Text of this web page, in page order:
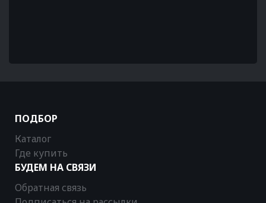
ПОДБОР
Каталог
Где купить
БУДЕМ НА СВЯЗИ
Обратная связь